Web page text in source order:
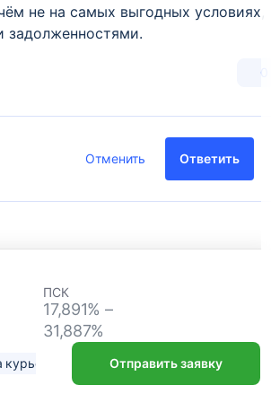
не на самых выгодных условиях,
0
Отменить Ответить
ПСК
17,891% –
31,887%
курьером Отправить заявку